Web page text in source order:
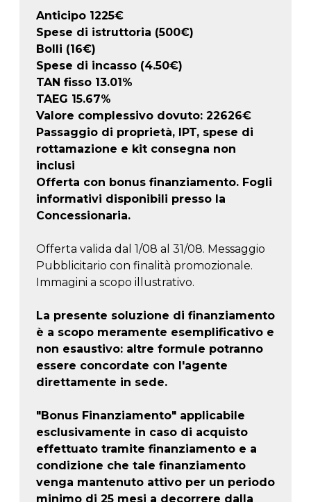
Anticipo 1225€
Spese di istruttoria (500€)
Bolli (16€)
Spese di incasso (4.50€)
TAN fisso 13.01%
TAEG 15.67%
Valore complessivo dovuto: 22626€
Passaggio di proprietà, IPT, spese di
rottamazione e kit consegna non
inclusi
Offerta con bonus finanziamento. Fogli
informativi disponibili presso la
Concessionaria.
Offerta valida dal 1/08 al 31/08. Messaggio
Pubblicitario con finalità promozionale.
Immagini a scopo illustrativo.
La presente soluzione di finanziamento
è a scopo meramente esemplificativo e
non esaustivo: altre formule potranno
essere concordate con l'agente
direttamente in sede.
"Bonus Finanziamento" applicabile
esclusivamente in caso di acquisto
effettuato tramite finanziamento e a
condizione che tale finanziamento
venga mantenuto attivo per un periodo
minimo di 25 mesi a decorrere dalla